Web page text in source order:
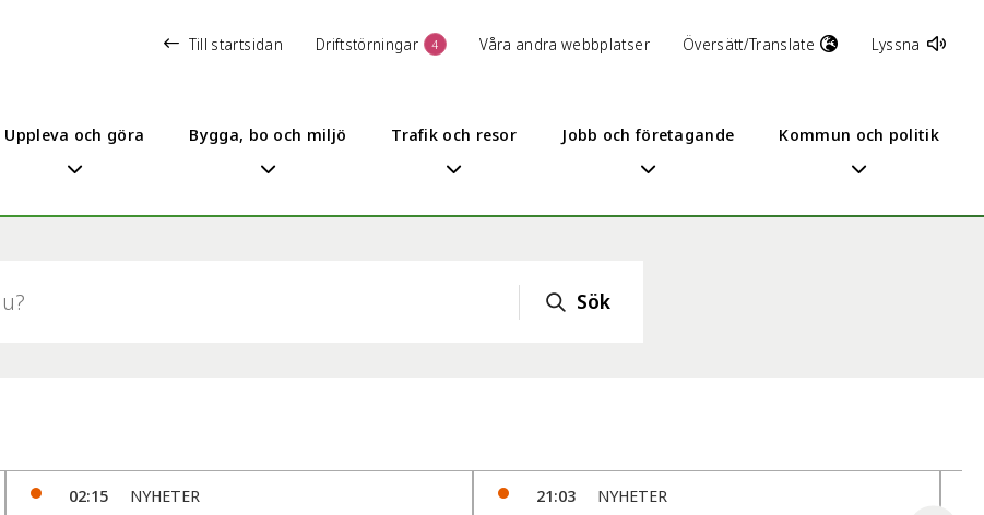
Till startsidan Driftstörningar 4 Våra andra webbplatser Översätt/Translate Lyssna
Uppleva och göra Bygga, bo och miljö Trafik och resor Jobb och företagande Kommun och politik
Sök
02:15
NYHETER
21:03
NYHETER